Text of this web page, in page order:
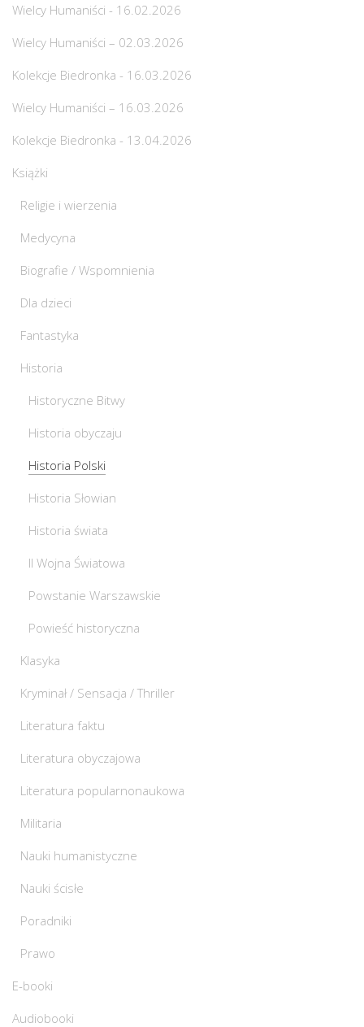
Wielcy Humaniści - 16.02.2026
Wielcy Humaniści – 02.03.2026
Kolekcje Biedronka - 16.03.2026
Wielcy Humaniści – 16.03.2026
Kolekcje Biedronka - 13.04.2026
Książki
Religie i wierzenia
Medycyna
Biografie / Wspomnienia
Dla dzieci
Fantastyka
Historia
Historyczne Bitwy
Historia obyczaju
Historia Polski
Historia Słowian
Historia świata
II Wojna Światowa
Powstanie Warszawskie
Powieść historyczna
Klasyka
Kryminał / Sensacja / Thriller
Literatura faktu
Literatura obyczajowa
Literatura popularnonaukowa
Militaria
Nauki humanistyczne
Nauki ścisłe
Poradniki
Prawo
E-booki
Audiobooki